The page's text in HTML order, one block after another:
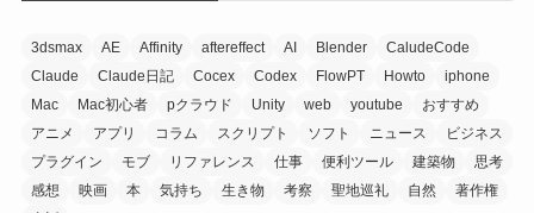
3dsmax AE Affinity aftereffect AI Blender
CaludeCode
Claude
Claude日記 Cocex Codex FlowPT Howto
iphone
Mac
Mac初心者 pクラウド Unity web youtube
おすすめ
アニメ
アプリ コラム スクリプト ソフト ニュース
ビジネス
プラグイン
モブ リファレンス 仕事 便利ツール 建築物
思考
感想
映画 本 気持ち 生き物 考察 聖地巡礼 自然
著作権